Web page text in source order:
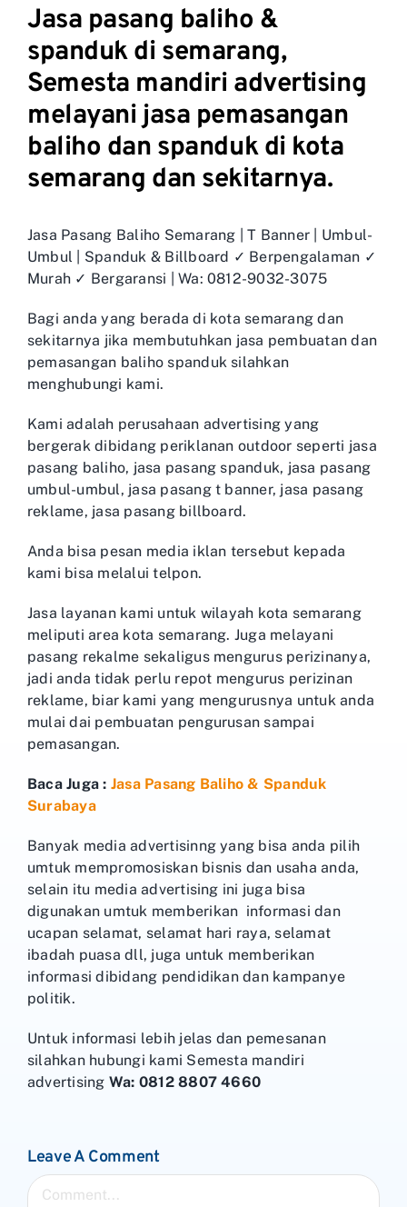
Jasa pasang baliho &
spanduk di semarang,
Semesta mandiri advertising
melayani jasa pemasangan
baliho dan spanduk di kota
semarang dan sekitarnya.
Jasa Pasang Baliho Semarang | T Banner | Umbul-
Umbul | Spanduk & Billboard ✓ Berpengalaman ✓
Murah ✓ Bergaransi | Wa: 0812-9032-3075
Bagi anda yang berada di kota semarang dan
sekitarnya jika membutuhkan jasa pembuatan dan
pemasangan baliho spanduk silahkan
menghubungi kami.
Kami adalah perusahaan advertising yang
bergerak dibidang periklanan outdoor seperti jasa
pasang baliho, jasa pasang spanduk, jasa pasang
umbul-umbul, jasa pasang t banner, jasa pasang
reklame, jasa pasang billboard.
Anda bisa pesan media iklan tersebut kepada
kami bisa melalui telpon.
Jasa layanan kami untuk wilayah kota semarang
meliputi area kota semarang. Juga melayani
pasang rekalme sekaligus mengurus perizinanya,
jadi anda tidak perlu repot mengurus perizinan
reklame, biar kami yang mengurusnya untuk anda
mulai dai pembuatan pengurusan sampai
pemasangan.
Baca Juga : Jasa Pasang Baliho & Spanduk
Surabaya
Banyak media advertisinng yang bisa anda pilih
umtuk mempromosiskan bisnis dan usaha anda,
selain itu media advertising ini juga bisa
digunakan umtuk memberikan informasi dan
ucapan selamat, selamat hari raya, selamat
ibadah puasa dll, juga untuk memberikan
informasi dibidang pendidikan dan kampanye
politik.
Untuk informasi lebih jelas dan pemesanan
silahkan hubungi kami Semesta mandiri
advertising Wa: 0812 8807 4660
Leave A Comment
Comment